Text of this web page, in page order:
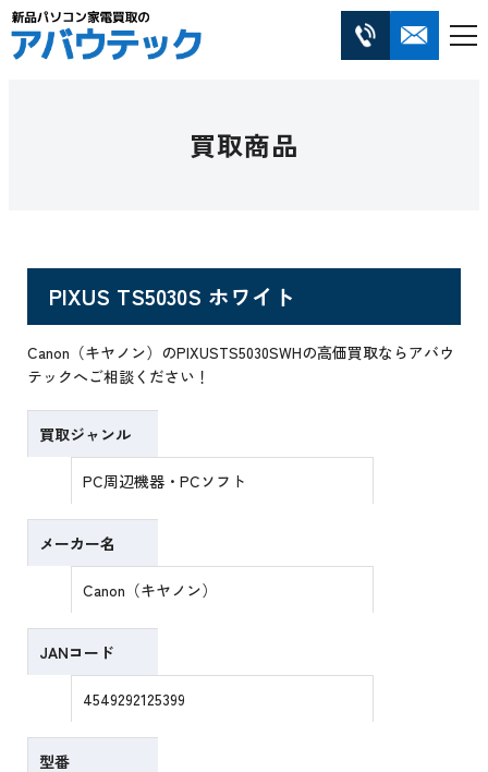
買取商品
PIXUS TS5030S ホワイト
Canon（キヤノン）のPIXUSTS5030SWHの高価買取ならアバウ
テックへご相談ください！
買取ジャンル
PC周辺機器・PCソフト
メーカー名
Canon（キヤノン）
JANコード
4549292125399
型番